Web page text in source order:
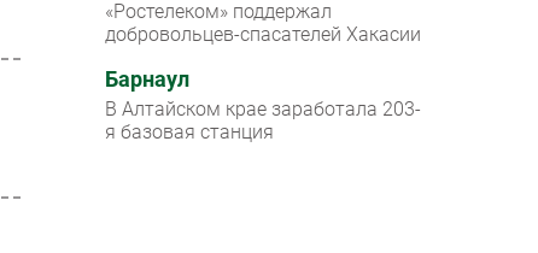
«Ростелеком» поддержал
добровольцев-спасателей Хакасии
Барнаул
В Алтайском крае заработала 203-
я базовая станция